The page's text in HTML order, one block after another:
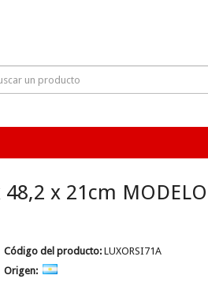
48,2 x 21cm MODELO
Código del producto: LUXORSI71A
Origen: